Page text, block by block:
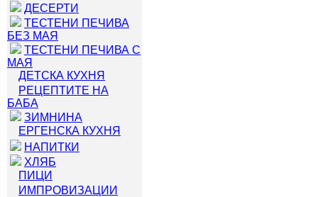
ДЕСЕРТИ
ТЕСТЕНИ ПЕЧИВА
БЕЗ МАЯ
ТЕСТЕНИ ПЕЧИВА С
МАЯ
ДЕТСКА КУХНЯ
РЕЦЕПТИТЕ НА
БАБА
ЗИМНИНА
ЕРГЕНСКА КУХНЯ
НАПИТКИ
ХЛЯБ
ПИЦИ
ИМПРОВИЗАЦИИ